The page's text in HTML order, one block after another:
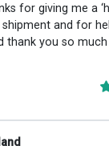
for giving me a
and for
thank you so